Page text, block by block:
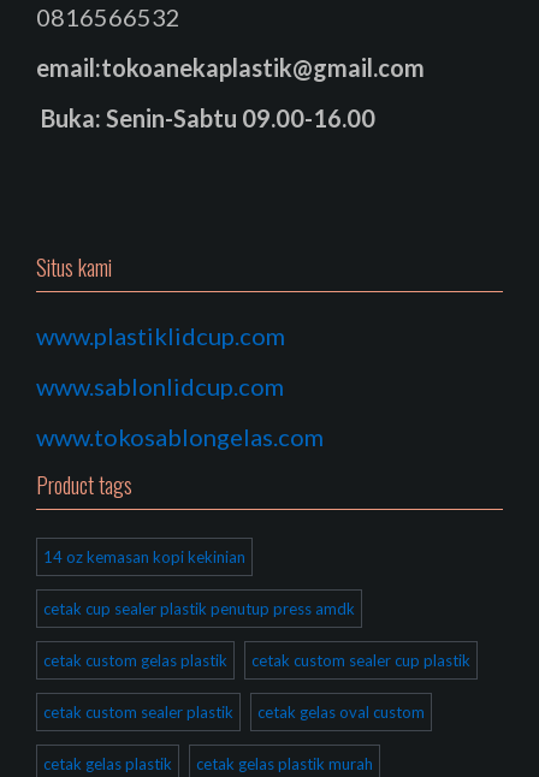
0816566532
email:tokoanekaplastik@gmail.com
Buka: Senin-Sabtu 09.00-16.00
Situs kami
www.plastiklidcup.com
www.sablonlidcup.com
www.tokosablongelas.com
Product tags
14 oz kemasan kopi kekinian
cetak cup sealer plastik penutup press amdk
cetak custom gelas plastik cetak custom sealer cup plastik
cetak custom sealer plastik cetak gelas oval custom
cetak gelas plastik cetak gelas plastik murah